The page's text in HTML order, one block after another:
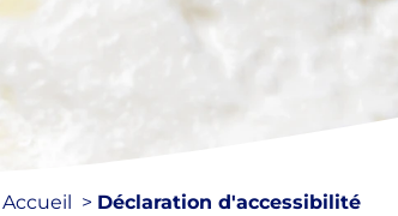
Accueil Déclaration d'accessibilité